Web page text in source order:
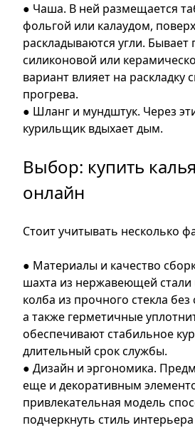
● Чаша. В ней размещается
фольгой или калаудом,
раскладываются угли. Бывает
силиконовой или
вариант влияет на раскладку
прогрева.
● Шланг и мундштук. Через
курильщик вдыхает дым.
Выбор: купить
онлайн
Стоит учитывать несколько
● Материалы и качество
шахта из нержавеющей
колба из прочного стекла
а также герметичные
обеспечивают стабильное
длительный срок службы.
● Дизайн и эргономика.
еще и декоративным
привлекательная модель
подчеркнуть стиль